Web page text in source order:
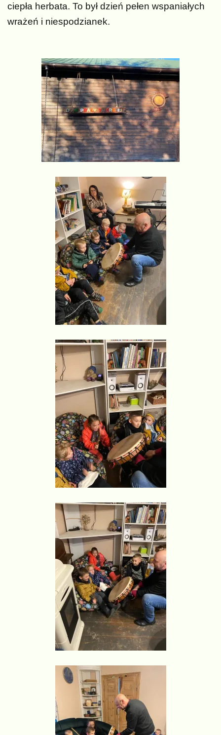
ciepła herbata. To był dzień pełen wspaniałych
wrażeń i niespodzianek.